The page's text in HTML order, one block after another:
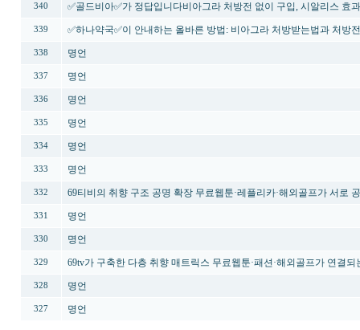
340 ✅골드비아✅가 정답입니다비아그라 처방전 없이 구입, 시알리스 효
339 ✅하나약국✅이 안내하는 올바른 방법: 비아그라 처방받는법과 처방
338 명언
337 명언
336 명언
335 명언
334 명언
333 명언
332 69티비의 취향 구조 공명 확장 무료웹툰·레플리카·해외골프가 서로
331 명언
330 명언
329 69tv가 구축한 다층 취향 매트릭스 무료웹툰·패션·해외골프가 연결되
328 명언
327 명언